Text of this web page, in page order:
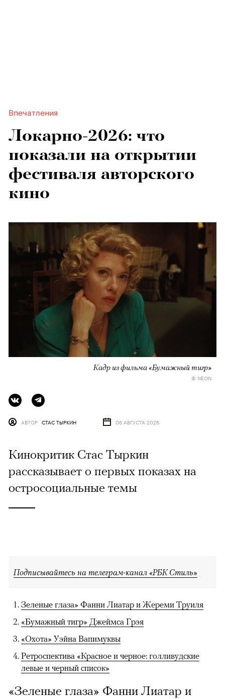
Впечатления
Локарно-2026: что
показали на открытии
фестиваля авторского
кино
Кадр из фильма «Бумажный тигр»
© NEON
АВТОР СТАС ТЫРКИН 06 АВГУСТА 2026
Кинокритик Стас Тыркин
рассказывает о первых показах на
остросоциальные темы
Подписывайтесь на телеграм-канал «РБК Стиль»
Зеленые глаза» Фанни Лиатар и Жереми Труиля
«Бумажный тигр» Джеймса Грэя
«Охота» Уэйна Вапимуквы
Ретроспектива «Красное и черное: голливудские
левые и черный список»
«Зеленые глаза» Фанни Лиатар и